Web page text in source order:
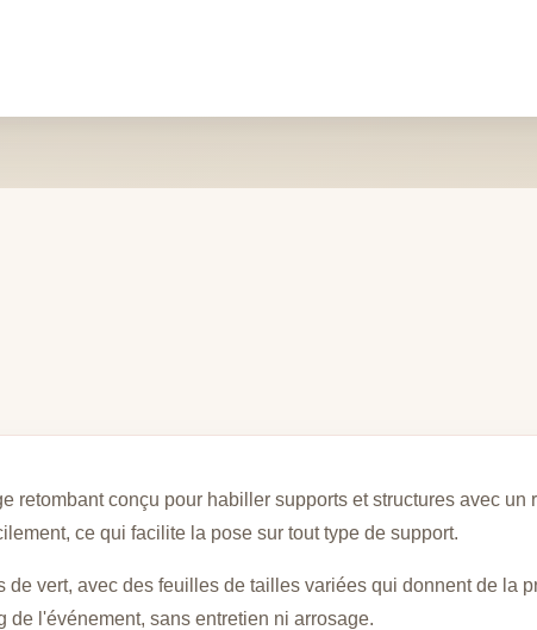
cm
retombant conçu pour habiller supports et structures avec un
ce qui facilite la pose sur tout type de support.
vert, avec des feuilles de tailles variées qui donnent de la
l'événement, sans entretien ni arrosage.